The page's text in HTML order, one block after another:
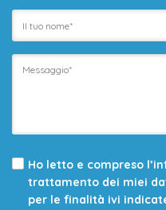
Ho letto e compreso
trattamento dei miei
per le finalità ivi